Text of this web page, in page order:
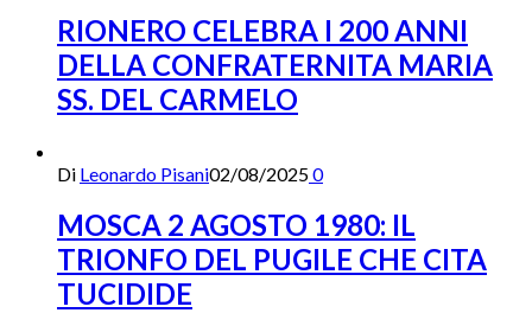
RIONERO CELEBRA I 200 ANNI
DELLA CONFRATERNITA MARIA
SS. DEL CARMELO
Di Leonardo Pisani02/08/20250
MOSCA 2 AGOSTO 1980: IL
TRIONFO DEL PUGILE CHE CITA
TUCIDIDE